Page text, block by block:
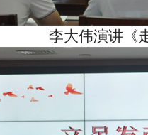
李大伟演讲《